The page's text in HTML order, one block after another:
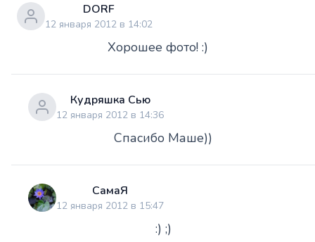
DORF
12 января 2012 в 14:02
Хорошее фото! :)
Кудряшка Сью
12 января 2012 в 14:36
Спасибо Маше))
СамаЯ
12 января 2012 в 15:47
:) ;)